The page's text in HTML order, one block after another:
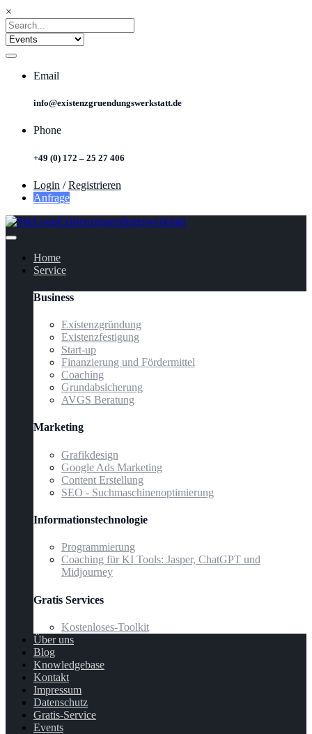
×
Email
info@existenzgruendungswerkstatt.de
Phone
+49 (0) 172 – 25 27 406
Login / Registrieren
Anfrage
Home
Service
Business
Existenzgründung
Existenzfestigung
Start-up
Finanzierung und Fördermittel
Coaching
Grundabsicherung
AVGS Beratung
Marketing
Grafikdesign
Google Ads Marketing
Content Erstellung
SEO - Suchmaschinenoptimierung
Informationstechnologie
Programmierung
Coaching für KI Tools: Jasper, ChatGPT und
Midjourney
Gratis Services
Kostenloses-Toolkit
Über uns
Blog
Knowledgebase
Kontakt
Impressum
Datenschutz
Gratis-Service
Events